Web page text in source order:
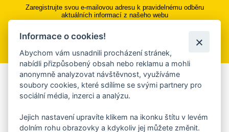
Zaregistrujte svou e-mailovou adresu k pravidelnému odběru
aktuálních informací z našeho webu
Přihlásit se k odběru
Aplikace Mobilní rozhlas
Chcete dostávat do svého mobilu či mailu upozornění na
ankety, pozvánky na kulturní a sportovní akce?
Informace o cookies!
Abychom vám usnadnili procházení stránek,
nabídli přizpůsobený obsah nebo reklamu a mohli
anonymně analyzovat návštěvnost, využíváme
soubory cookies, které sdílíme se svými partnery pro
sociální média, inzerci a analýzu.
Jejich nastavení upravíte klikem na ikonku štítu v levém
dolním rohu obrazovky a kdykoliv jej můžete změnit.